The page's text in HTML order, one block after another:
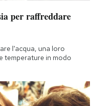
per raffreddare
l'acqua, una loro
temperature in modo